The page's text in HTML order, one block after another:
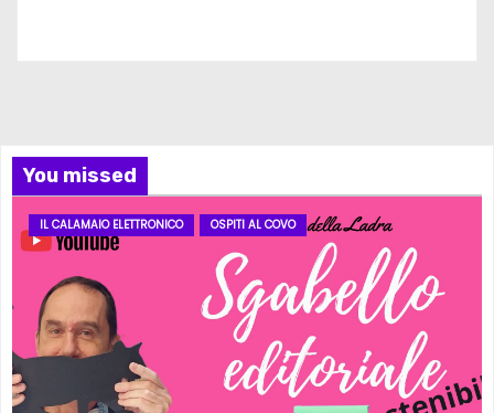
You missed
IL CALAMAIO ELETTRONICO OSPITI AL COVO